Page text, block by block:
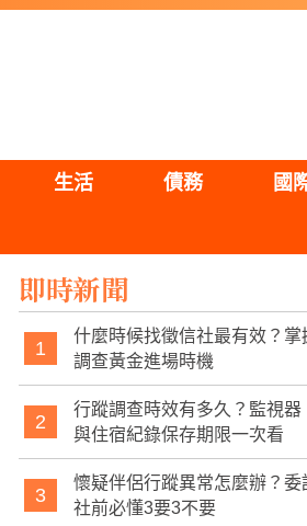
生活 債務 國
即時新聞
1
什麼時候找徵信社最有效？掌
調查黃金進場時機
2
行蹤調查時效有多久？監視器
與住宿紀錄保存期限一次看
3
懷疑伴侶行蹤異常怎麼辦？委
社前必懂3要3不要